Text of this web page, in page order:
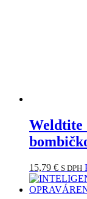
Weldtite
15,79 € S DPH